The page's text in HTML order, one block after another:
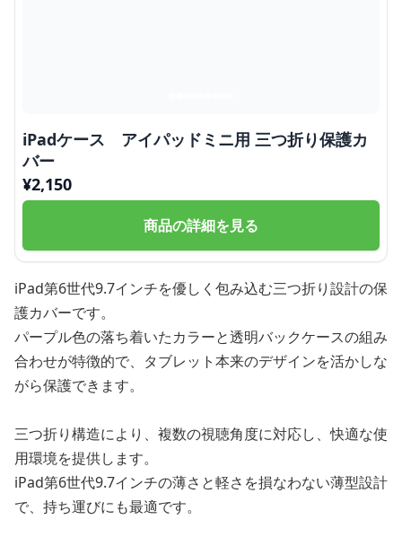
iPadケース アイパッドミニ用 三つ折り保護カ
バー
¥2,150
商品の詳細を見る
iPad第6世代9.7インチを優しく包み込む三つ折り設計の保
護カバーです。
パープル色の落ち着いたカラーと透明バックケースの組み
合わせが特徴的で、タブレット本来のデザインを活かしな
がら保護できます。
三つ折り構造により、複数の視聴角度に対応し、快適な使
用環境を提供します。
iPad第6世代9.7インチの薄さと軽さを損なわない薄型設計
で、持ち運びにも最適です。